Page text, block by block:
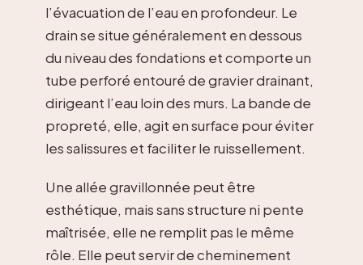
l’évacuation de l’eau en profondeur. Le
drain se situe généralement en dessous
du niveau des fondations et comporte un
tube perforé entouré de gravier drainant,
dirigeant l’eau loin des murs. La bande de
propreté, elle, agit en surface pour éviter
les salissures et faciliter le ruissellement.
Une allée gravillonnée peut être
esthétique, mais sans structure ni pente
maîtrisée, elle ne remplit pas le même
rôle. Elle peut servir de cheminement